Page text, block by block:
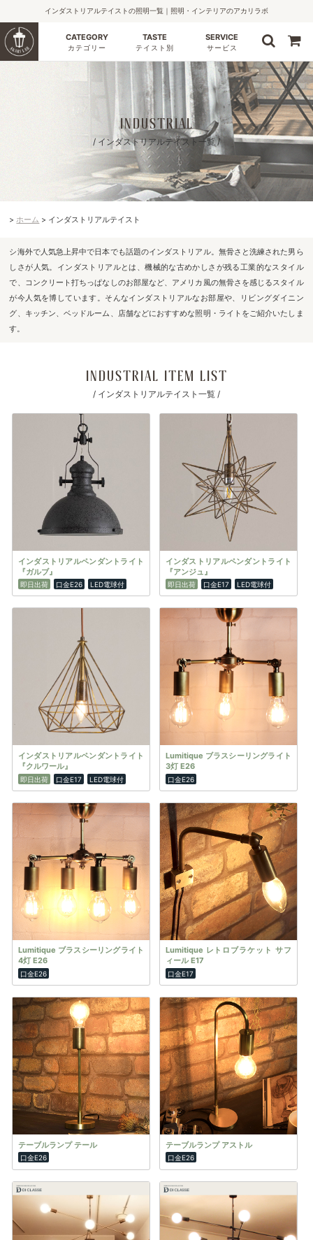
インダストリアルテイストの照明一覧｜照明・インテリアのアカリラボ
CATEGORY
カテゴリー
TASTE
テイスト別
SERVICE
サービス
INDUSTRIAL
/ インダストリアルテイスト一覧 /
ホーム インダストリアルテイスト
シ海外で人気急上昇中で日本でも話題のインダストリアル。無骨さと洗練された男ら
しさが人気。インダストリアルとは、機械的な古めかしさが残る工業的なスタイル
で、コンクリート打ちっぱなしのお部屋など、アメリカ風の無骨さを感じるスタイル
が今人気を博しています。そんなインダストリアルなお部屋や、リビングダイニン
グ、キッチン、ベッドルーム、店舗などにおすすめな照明・ライトをご紹介いたしま
す。
INDUSTRIAL ITEM LIST
/ インダストリアルテイスト一覧 /
インダストリアルペンダントライト
『ガルブ』
即日出荷 口金E26 LED電球付
インダストリアルペンダントライト
『アンジュ』
即日出荷 口金E17 LED電球付
インダストリアルペンダントライト
『クルワール』
即日出荷 口金E17 LED電球付
Lumitique ブラスシーリングライト
3灯 E26
口金E26
Lumitique ブラスシーリングライト
4灯 E26
口金E26
Lumitique レトロブラケット サフ
ィール E17
口金E17
テーブルランプ テール
口金E26
テーブルランプ アストル
口金E26